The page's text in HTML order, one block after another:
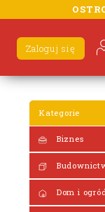
Zaloguj się
Kategorie
Biznes
Dom i ogród